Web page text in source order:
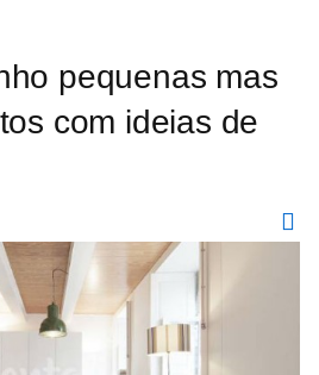
pequenas mas
com ideias de